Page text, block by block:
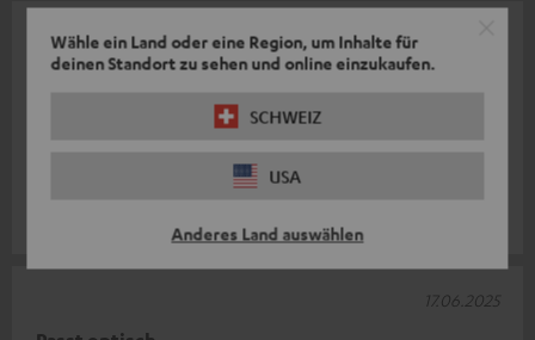
Wähle ein Land oder eine Region, um Inhalte für
deinen Standort zu sehen und online einzukaufen.
SCHWEIZ
USA
Anderes Land auswählen
Vergangenheit im Perfekt
Schade, dass ich den T 10 nicht geliefert bekommen habe! Ich
Komplette Bewertung lesen
17.06.2025